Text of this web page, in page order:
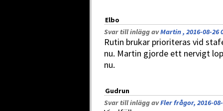
Elbo
Svar till inlägg avMartin , 2016-08-26
Rutin brukar prioriteras vid
nu. Martin gjorde ett nervigt
nu.
Gudrun
Svar till inlägg avFler frågor, 2016-